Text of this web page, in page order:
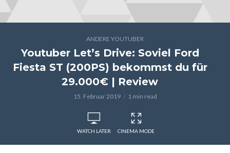
ANDERE YOUTUBER
Youtuber Let’s Drive: Soviel Ford
Fiesta ST (200PS) bekommst du für
29.000€ | Review
15. Februar 2019 1 min read
WATCH LATER CINEMA MODE